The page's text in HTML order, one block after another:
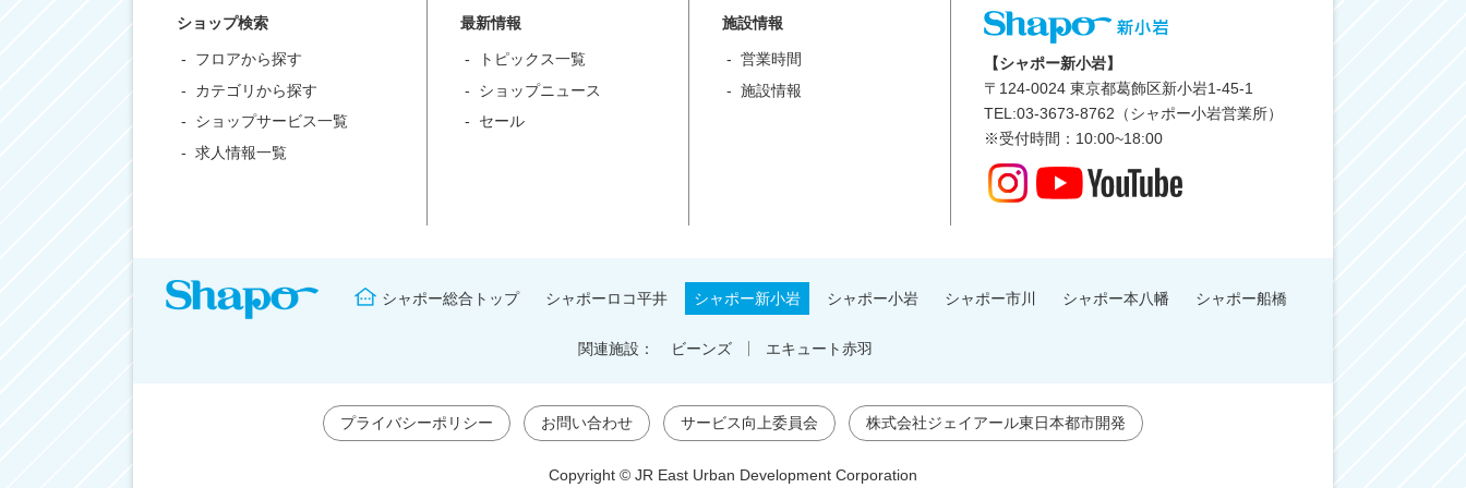
ショップ検索
フロアから探す
カテゴリから探す
ショップサービス一覧
求人情報一覧
最新情報
トピックス一覧
ショップニュース
セール
施設情報
営業時間
施設情報
【シャポー新小岩】
〒 124-0024 東京都葛飾区新小岩1-45-1
TEL:03-3673-8762（シャポー小岩営業所）
※受付時間：10:00~18:00
シャポー総合トップ シャポーロコ平井 シャポー新小岩 シャポー小岩 シャポー市川 シャポー本八幡 シャポー船橋
関連施設： ビーンズ エキュート赤羽
プライバシーポリシー お問い合わせ サービス向上委員会 株式会社ジェイアール東日本都市開発
Copyright © JR East Urban Development Corporation